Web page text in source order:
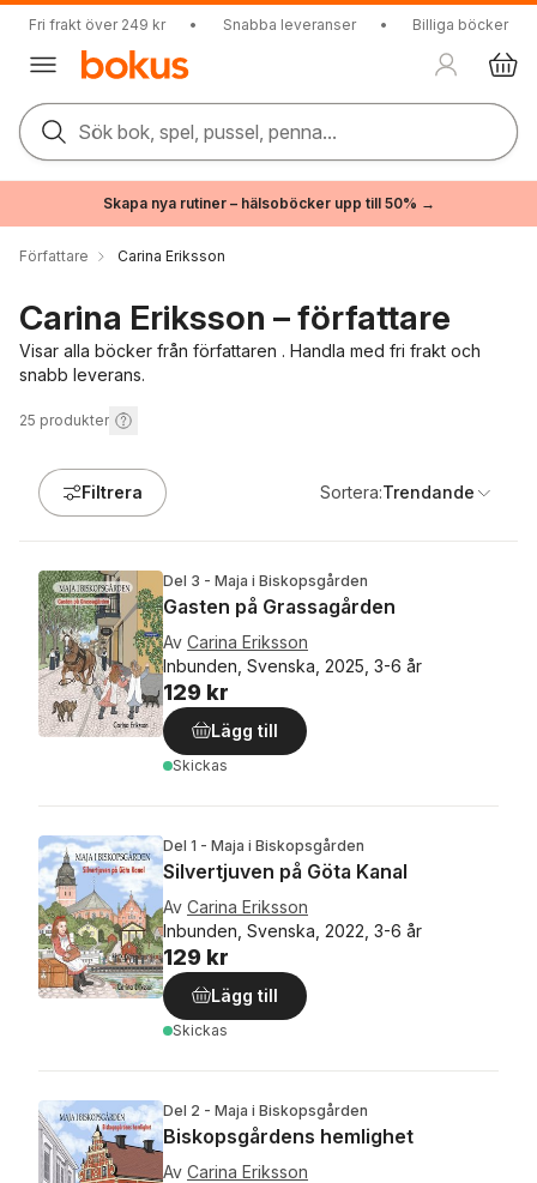
Fri frakt över 249 kr • Snabba leveranser • Billiga böcker
Sök bok, spel, pussel, penna...
Skapa nya rutiner – hälsoböcker upp till 50% →
Författare Carina Eriksson
Carina Eriksson – författare
Visar alla böcker från författaren . Handla med fri frakt och
snabb leverans.
25 produkter
Filtrera Sortera:Trendande
Del 3 - Maja i Biskopsgården
Gasten på Grassagården
Av Carina Eriksson
Inbunden, Svenska, 2025, 3-6 år
129 kr
Lägg till
Skickas
Del 1 - Maja i Biskopsgården
Silvertjuven på Göta Kanal
Av Carina Eriksson
Inbunden, Svenska, 2022, 3-6 år
129 kr
Lägg till
Skickas
Del 2 - Maja i Biskopsgården
Biskopsgårdens hemlighet
Av Carina Eriksson